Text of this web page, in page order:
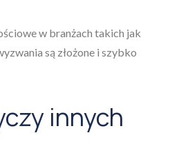
w branżach takich jak
są złożone i szybko
innych